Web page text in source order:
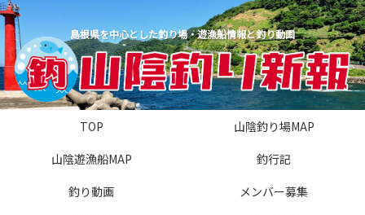
島根県を中心とした釣り場・遊漁船情報と釣り動画
TOP
山陰釣り場MAP
山陰遊漁船MAP
釣行記
釣り動画
メンバー募集